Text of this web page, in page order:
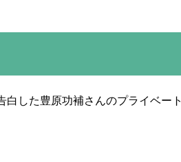
白した豊原功補さんのプライベート